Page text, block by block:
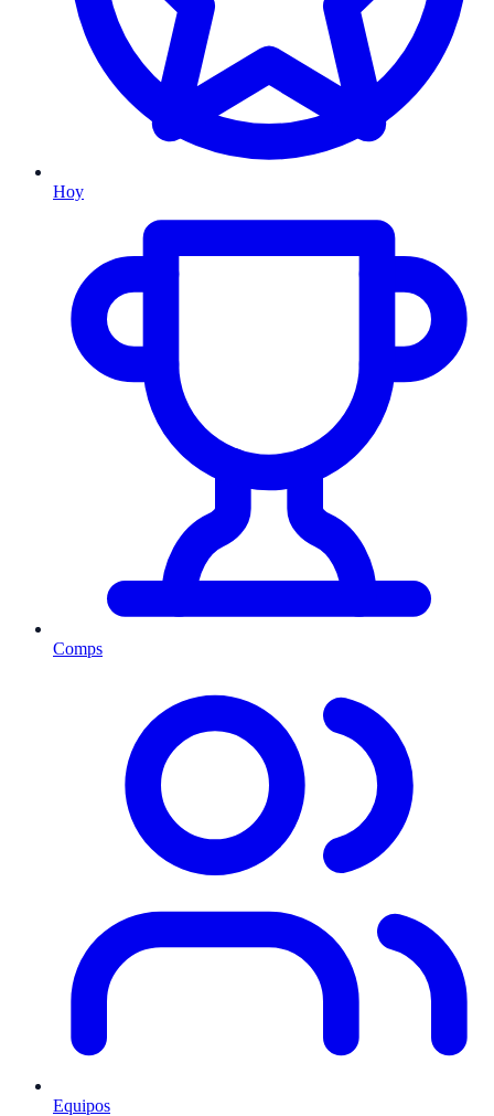
Hoy
Comps
Equipos